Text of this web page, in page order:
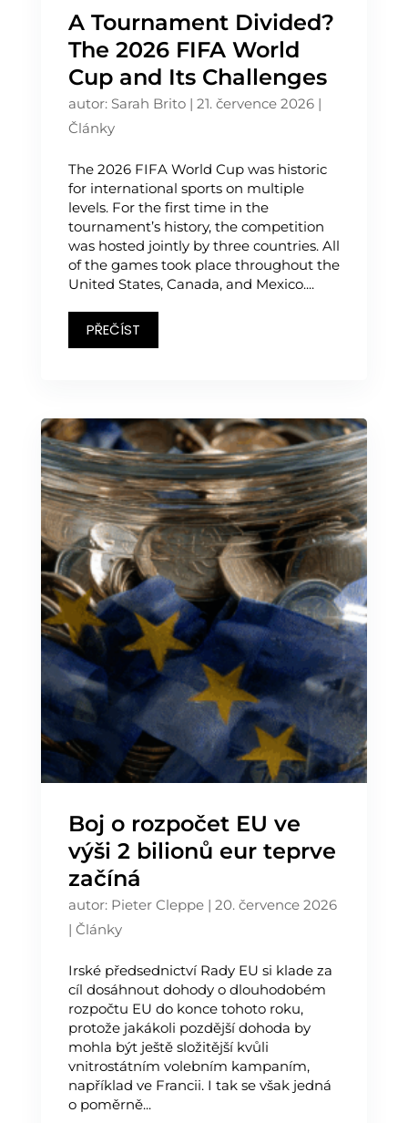
A Tournament Divided?
The 2026 FIFA World
Cup and Its Challenges
autor: Sarah Brito| 21. července 2026|
Články
The 2026 FIFA World Cup was historic
for international sports on multiple
levels. For the ﬁrst time in the
tournament’s history, the competition
was hosted jointly by three countries. All
of the games took place throughout the
United States, Canada, and Mexico....
PŘEČÍST
Boj o rozpočet EU ve
výši 2 bilionů eur teprve
začíná
autor: Pieter Cleppe| 20. července 2026
| Články
Irské předsednictví Rady EU si klade za
cíl dosáhnout dohody o dlouhodobém
rozpočtu EU do konce tohoto roku,
protože jakákoli pozdější dohoda by
mohla být ještě složitější kvůli
vnitrostátním volebním kampaním,
například ve Francii. I tak se však jedná
o poměrně...